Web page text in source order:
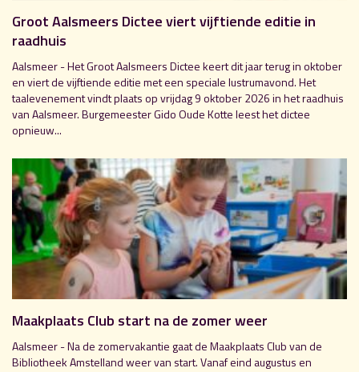
Groot Aalsmeers Dictee viert vijftiende editie in
raadhuis
Aalsmeer - Het Groot Aalsmeers Dictee keert dit jaar terug in oktober
en viert de vijftiende editie met een speciale lustrumavond. Het
taalevenement vindt plaats op vrijdag 9 oktober 2026 in het raadhuis
van Aalsmeer. Burgemeester Gido Oude Kotte leest het dictee
opnieuw...
Maakplaats Club start na de zomer weer
Aalsmeer - Na de zomervakantie gaat de Maakplaats Club van de
Bibliotheek Amstelland weer van start. Vanaf eind augustus en